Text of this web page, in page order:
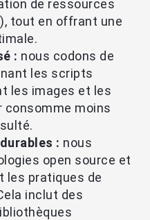
de ressources
tout en offrant une
: nous codons de
les scripts
les images et les
consomme moins
: nous
open source et
les pratiques de
inclut des